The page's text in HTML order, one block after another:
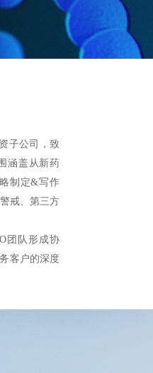
子公司，致
涵盖从新药
制定&写作
戒、第三方
团队形成协
客户的深度